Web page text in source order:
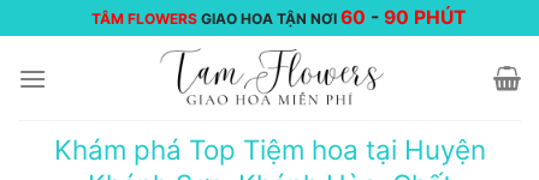
đến
nội
TÂM FLOWERS GIAO HOA TẬN NƠI 60 -90 PHÚT
Khám phá Top Tiệm hoa tại Huyện